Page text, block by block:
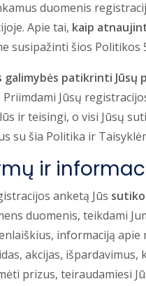
duomenis
Apie tai, kaip
susipažinti šios Politikos
galimybės patikrinti
Priimdami Jūsų
ir teisingi, o visi Jūsų
su šia Politika ir
ir
anketą Jūs
duomenis, teikdami
informaciją
akcijas, išpardavimus,
prizus, teiraudamiesi